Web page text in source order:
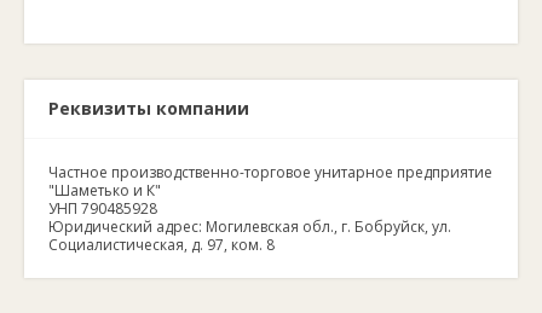
Реквизиты компании
Частное производственно-торговое унитарное предприятие
"Шаметько и К"
УНП 790485928
Юридический адрес: Могилевская обл., г. Бобруйск, ул.
Социалистическая, д. 97, ком. 8